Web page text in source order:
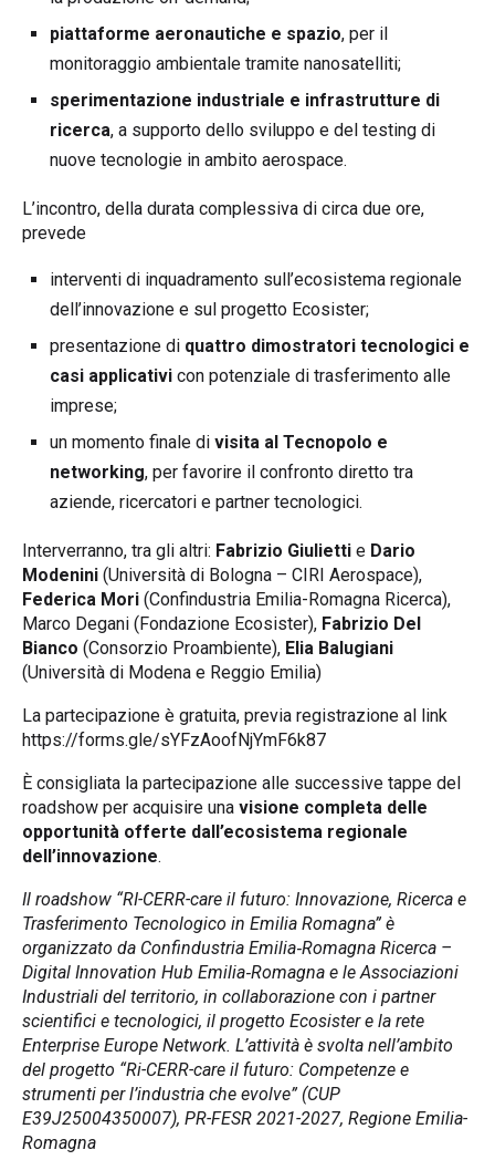
piattaforme aeronautiche e spazio, per il
monitoraggio ambientale tramite nanosatelliti;
sperimentazione industriale e infrastrutture di
ricerca, a supporto dello sviluppo e del testing di
nuove tecnologie in ambito aerospace.
L’incontro, della durata complessiva di circa due ore,
prevede
interventi di inquadramento sull’ecosistema regionale
dell’innovazione e sul progetto Ecosister;
presentazione di quattro dimostratori tecnologici e
casi applicativi con potenziale di trasferimento alle
imprese;
un momento finale di visita al Tecnopolo e
networking, per favorire il confronto diretto tra
aziende, ricercatori e partner tecnologici.
Interverranno, tra gli altri: Fabrizio Giulietti e Dario
Modenini (Università di Bologna – CIRI Aerospace),
Federica Mori (Confindustria Emilia-Romagna Ricerca),
Marco Degani (Fondazione Ecosister), Fabrizio Del
Bianco (Consorzio Proambiente), Elia Balugiani
(Università di Modena e Reggio Emilia)
La partecipazione è gratuita, previa registrazione al link
https://forms.gle/sYFzAoofNjYmF6k87
È consigliata la partecipazione alle successive tappe del
roadshow per acquisire una visione completa delle
opportunità offerte dall’ecosistema regionale
dell’innovazione.
Il roadshow “RI-CERR-care il futuro: Innovazione, Ricerca e
Trasferimento Tecnologico in Emilia Romagna” è
organizzato da Confindustria Emilia‑Romagna Ricerca –
Digital Innovation Hub Emilia‑Romagna e le Associazioni
Industriali del territorio, in collaborazione con i partner
scientifici e tecnologici, il progetto Ecosister e la rete
Enterprise Europe Network. L’attività è svolta nell’ambito
del progetto “Ri-CERR-care il futuro: Competenze e
strumenti per l’industria che evolve” (CUP
E39J25004350007), PR-FESR 2021-2027, Regione Emilia-
Romagna